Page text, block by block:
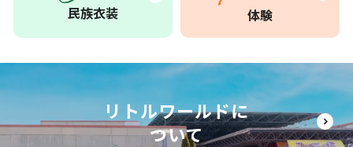
民族衣装 体験
リトルワールドに
ついて